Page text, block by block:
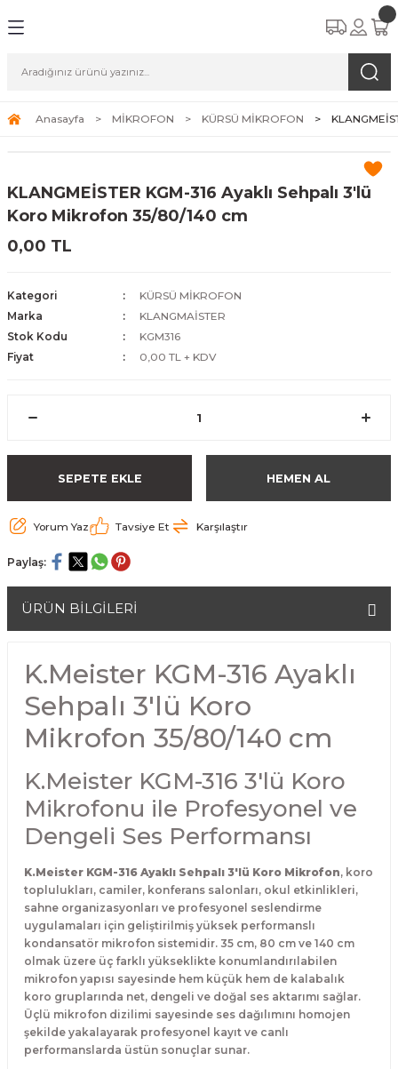
Anasayfa MİKROFON KÜRSÜ MİKROFON
KLANGMEİSTER KGM-316 Ayaklı Sehpalı 3'lü
Koro Mikrofon 35/80/140 cm
0,00 TL
Kategori
KÜRSÜ MİKROFON
Marka
KLANGMAİSTER
Stok Kodu
KGM316
Fiyat
0,00 TL + KDV
SEPETE EKLE HEMEN AL
Yorum Yaz Tavsiye Et Karşılaştır
Paylaş:
ÜRÜN BİLGİLERİ
K.Meister KGM-316 Ayaklı
Sehpalı 3'lü Koro
Mikrofon 35/80/140 cm
K.Meister KGM-316 3'lü Koro
Mikrofonu ile Profesyonel ve
Dengeli Ses Performansı
K.Meister KGM-316 Ayaklı Sehpalı 3'lü Koro Mikrofon, koro
toplulukları, camiler, konferans salonları, okul etkinlikleri,
sahne organizasyonları ve profesyonel seslendirme
uygulamaları için geliştirilmiş yüksek performanslı
kondansatör mikrofon sistemidir. 35 cm, 80 cm ve 140 cm
olmak üzere üç farklı yükseklikte konumlandırılabilen
mikrofon yapısı sayesinde hem küçük hem de kalabalık
koro gruplarında net, dengeli ve doğal ses aktarımı sağlar.
Üçlü mikrofon dizilimi sayesinde ses dağılımını homojen
şekilde yakalayarak profesyonel kayıt ve canlı
performanslarda üstün sonuçlar sunar.